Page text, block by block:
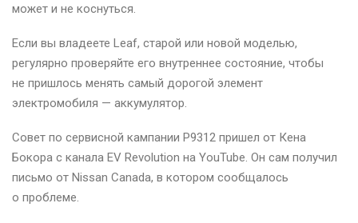
может и не коснуться.
Если вы владеете Leaf, старой или новой моделью,
регулярно проверяйте его внутреннее состояние, чтобы
не пришлось менять самый дорогой элемент
электромобиля — аккумулятор.
Совет по сервисной кампании P9312 пришел от Кена
Бокора с канала EV Revolution на YouTube. Он сам получил
письмо от Nissan Canada, в котором сообщалось
о проблеме.